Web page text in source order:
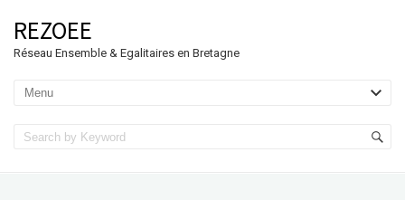
REZOEE
Réseau Ensemble & Egalitaires en Bretagne